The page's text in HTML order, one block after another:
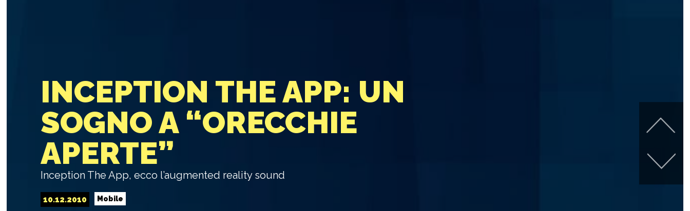
INCEPTION THE APP: UN
SOGNO A “ORECCHIE
APERTE”
Inception The App, ecco l’augmented reality sound
10.12.2010 Mobile